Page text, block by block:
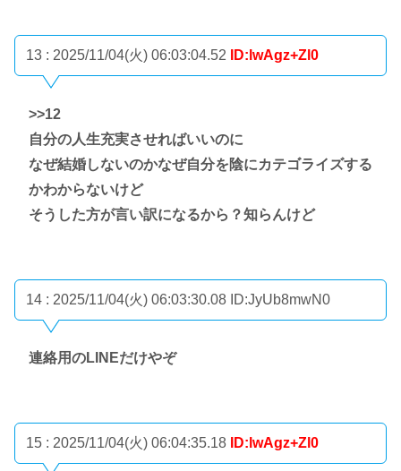
13 : 2025/11/04(火) 06:03:04.52 ID:lwAgz+Zl0
>>12
自分の人生充実させればいいのに
なぜ結婚しないのかなぜ自分を陰にカテゴライズする
かわからないけど
そうした方が言い訳になるから？知らんけど
14 : 2025/11/04(火) 06:03:30.08 ID:JyUb8mwN0
連絡用のLINEだけやぞ
15 : 2025/11/04(火) 06:04:35.18 ID:lwAgz+Zl0